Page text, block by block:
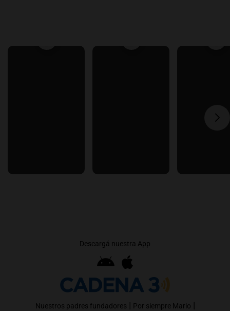
Descargá nuestra App
Nuestros padres fundadores | Por siempre Mario |